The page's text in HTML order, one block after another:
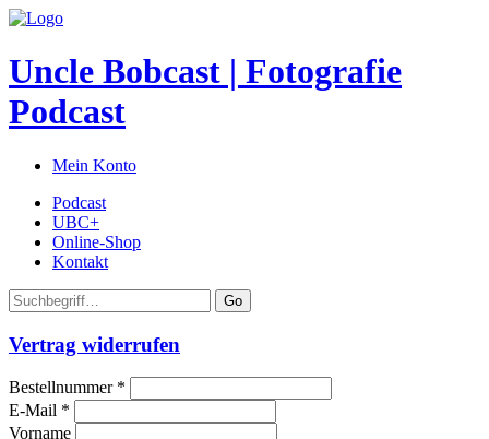
Uncle Bobcast | Fotografie
Podcast
Mein Konto
Podcast
UBC+
Online-Shop
Kontakt
Go
Vertrag widerrufen
Bestellnummer *
E-Mail *
Vorname